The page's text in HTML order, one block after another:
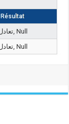
Résultat
تعادل, Null
تعادل, Null